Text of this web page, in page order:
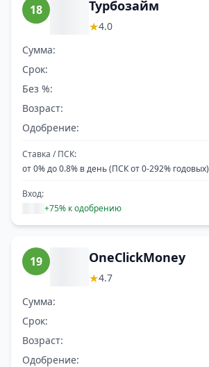
18 Турбозайм
★4.0
Сумма:
Срок:
Без %:
Возраст:
Одобрение:
Ставка / ПСК:
от 0% до 0.8% в день (ПСК от 0-292% годовых)
Вход:
+75% к одобрению
19 OneClickMoney
★4.7
Сумма:
Срок:
Возраст:
Одобрение: